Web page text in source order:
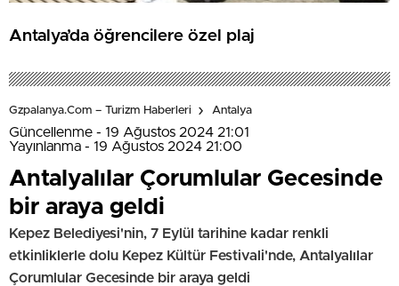
Antalya’da öğrencilere özel plaj
Gzpalanya.com – Turizm Haberleri Antalya
Güncellenme - 19 Ağustos 2024 21:01
Yayınlanma - 19 Ağustos 2024 21:00
Antalyalılar Çorumlular Gecesinde
bir araya geldi
Kepez Belediyesi'nin, 7 Eylül tarihine kadar renkli
etkinliklerle dolu Kepez Kültür Festivali'nde, Antalyalılar
Çorumlular Gecesinde bir araya geldi